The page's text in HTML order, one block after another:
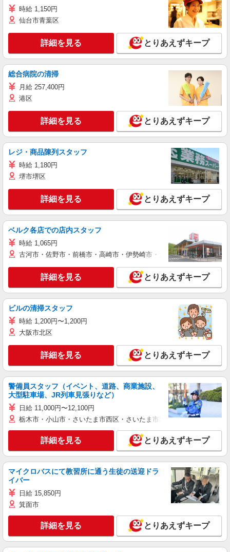
時給 1,150円
仙台市青葉区
詳細を見る とりあえずキープ
総合病院の清掃
月給 257,400円
港区
詳細を見る とりあえずキープ
レジ・商品陳列スタッフ
時給 1,180円
堺市堺区
詳細を見る とりあえずキープ
ベルク各店での店内スタッフ
時給 1,065円
古河市・佐野市・前橋市・高崎市・伊勢崎市・太田市・館林市・藤
詳細を見る とりあえずキープ
ビルの清掃スタッフ
時給 1,200円〜1,200円
大阪市北区
詳細を見る とりあえずキープ
警備員スタッフ（イベント、道路、商業施設、
大型駐車場、JR列車見張りなど）
日給 11,000円〜12,100円
栃木市・小山市・さいたま市西区・さいたま市岩槻区・久喜市・蓮田
詳細を見る とりあえずキープ
マイクロバスにて教習所に通う生徒の送迎ドラ
イバー
日給 15,850円
箕面市
詳細を見る とりあえずキープ